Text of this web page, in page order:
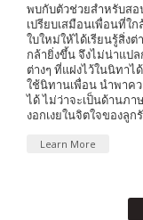
พบกับตัวช่วยสำหรับส
เปรียบเสมือนเพื่อนที่ใ
ใบใหม่ให้ได้เรียนรู้สิ่ง
กล้ายิ่งขึ้น จึงไม่น่าแป
ต่างๆ ที่แฝงไว้ในนิทา
ใช้นิทานเพื่อน นำพาคว
ได้ ไม่ว่าจะเป็นด้านภ
งอกเงยในจิตใจของลูก
Learn More